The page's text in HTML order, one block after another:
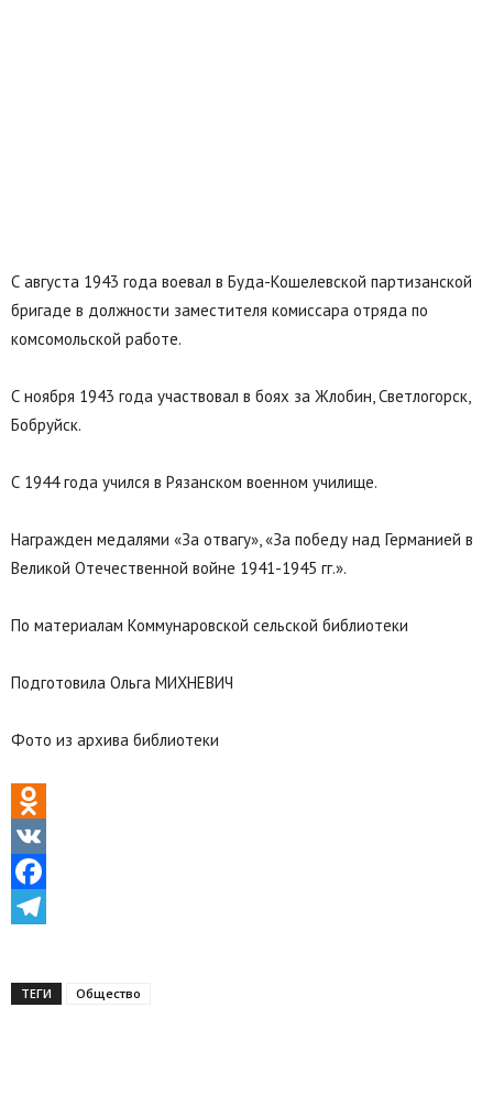
С августа 1943 года воевал в Буда-Кошелевской партизанской
бригаде в должности заместителя комиссара отряда по
комсомольской работе.
С ноября 1943 года участвовал в боях за Жлобин, Светлогорск,
Бобруйск.
С 1944 года учился в Рязанском военном училище.
Награжден медалями «За отвагу», «За победу над Германией в
Великой Отечественной войне 1941-1945 гг.».
По материалам Коммунаровской сельской библиотеки
Подготовила Ольга МИХНЕВИЧ
Фото из архива библиотеки
Odnoklassniki
VK
Facebook
ТЕГИ Общество